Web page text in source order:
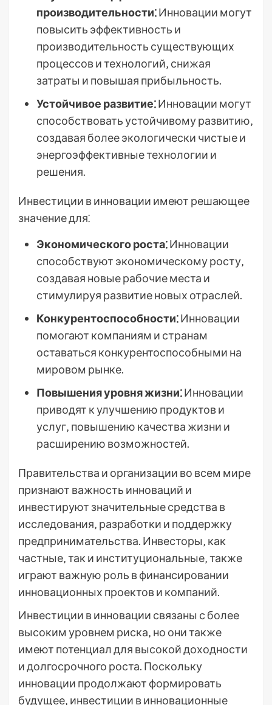
производительности⁚Инновации могут
повысить эффективность и
производительность существующих
процессов и технологий‚ снижая
затраты и повышая прибыльность.
Устойчивое развитие⁚Инновации могут
способствовать устойчивому развитию‚
создавая более экологически чистые и
энергоэффективные технологии и
решения.
Инвестиции в инновации имеют решающее
значение для⁚
Экономического роста⁚Инновации
способствуют экономическому росту‚
создавая новые рабочие места и
стимулируя развитие новых отраслей.
Конкурентоспособности⁚Инновации
помогают компаниям и странам
оставаться конкурентоспособными на
мировом рынке.
Повышения уровня жизни⁚Инновации
приводят к улучшению продуктов и
услуг‚ повышению качества жизни и
расширению возможностей.
Правительства и организации во всем мире
признают важность инноваций и
инвестируют значительные средства в
исследования‚ разработки и поддержку
предпринимательства. Инвесторы‚ как
частные‚ так и институциональные‚ также
играют важную роль в финансировании
инновационных проектов и компаний.
Инвестиции в инновации связаны с более
высоким уровнем риска‚ но они также
имеют потенциал для высокой доходности
и долгосрочного роста. Поскольку
инновации продолжают формировать
будущее‚ инвестиции в инновационные